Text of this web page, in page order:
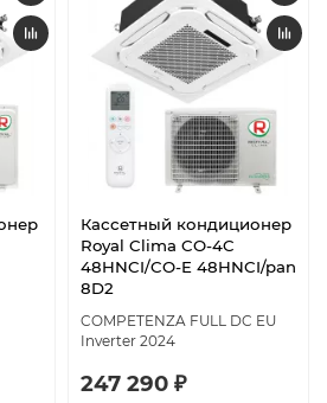
Кассетный кондиционер
Royal Clima CO-4C
48HNCI/CO-E 48HNCI/pan
8D2
COMPETENZA FULL DC EU
Inverter 2024
247 290 ₽